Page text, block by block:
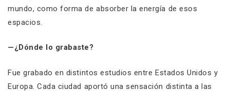
mundo, como forma de absorber la energía de esos
espacios.
—¿Dónde lo grabaste?
Fue grabado en distintos estudios entre Estados Unidos y
Europa. Cada ciudad aportó una sensación distinta a las